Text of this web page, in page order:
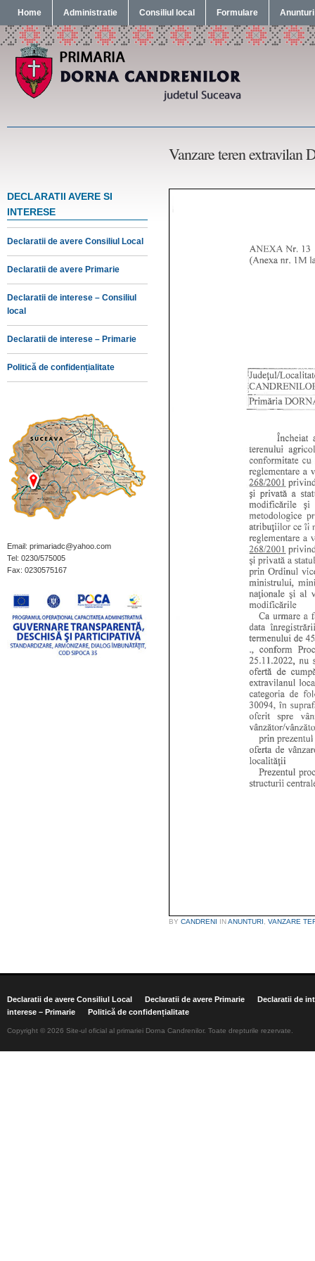
Home Administratie Consiliul local Formulare Anunturi
Vanzare teren extravilan
DECLARATII AVERE SI
INTERESE
Declaratii de avere Consiliul Local
Declaratii de avere Primarie
Declaratii de interese – Consiliul
local
Declaratii de interese – Primarie
Politică de confidențialitate
Email: primariadc@yahoo.com
Tel: 0230/575005
Fax: 0230575167
BY CANDRENI INANUNTURI, VANZARE
Declaratii de avere Consiliul Local Declaratii de avere Primarie
Declaratii de
interese – Primarie
Politică de confidențialitate
Copyright © 2026 Site-ul oficial al primariei Dorna Candrenilor. Toate drepturile rezervate.